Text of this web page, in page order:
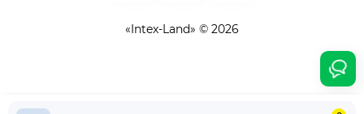
«Intex-Land» © 2026